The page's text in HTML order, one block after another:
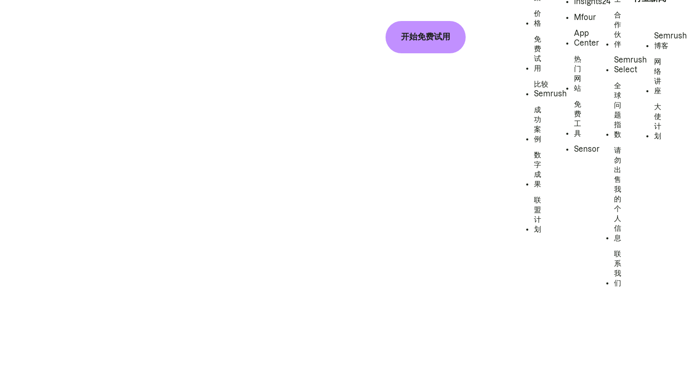
开始免费试用
价
格
免
费
试
用
比较
Semrush
成
功
案
例
数
字
成
果
联
盟
计
划
Mfour
App
Center
热
门
网
站
免
费
工
具
Sensor
合
作
伙
伴
Semrush
Select
全
球
问
题
指
数
请
勿
出
售
我
的
个
人
信
息
联
系
我
们
Semrush
博客
网
络
讲
座
大
使
计
划